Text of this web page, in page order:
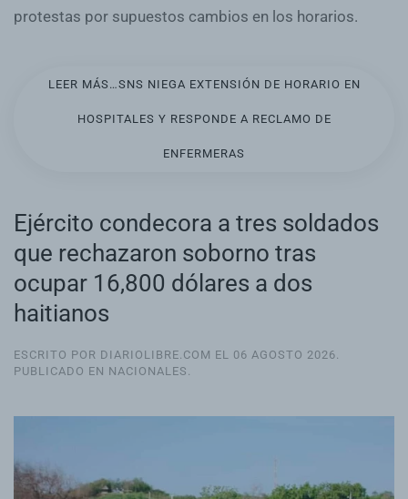
protestas por supuestos cambios en los horarios.
LEER MÁS…SNS NIEGA EXTENSIÓN DE HORARIO EN
HOSPITALES Y RESPONDE A RECLAMO DE
ENFERMERAS
Ejército condecora a tres soldados
que rechazaron soborno tras
ocupar 16,800 dólares a dos
haitianos
ESCRITO POR DIARIOLIBRE.COM EL 06 AGOSTO 2026.
PUBLICADO EN NACIONALES .